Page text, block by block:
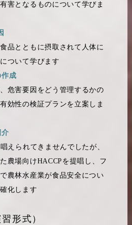
害となるものについて学びま
品とともに摂取されて人体に
ついて学びます
作成
危害要因をどう管理するかの
効性の検証プランを立案しま
介
えられてきませんでしたが、
農場向けHACCPを提唱し、フ
農林水産業が食品安全につい
化します
形式）